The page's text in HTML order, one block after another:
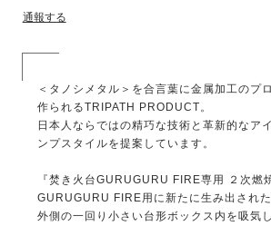
通報する
＜タノシメタル＞を合言葉に金属加工のプ
作られるTRIPATH PRODUCT。
日本人ならではの精巧な技術と革新的なア
ンプスタイルを提案しています。
『焚き火台GURUGURU FIRE専用 ２次燃
GURUGURU FIRE用に新たに生み出された
外側の一回り小さい台形ボックス内を吸気